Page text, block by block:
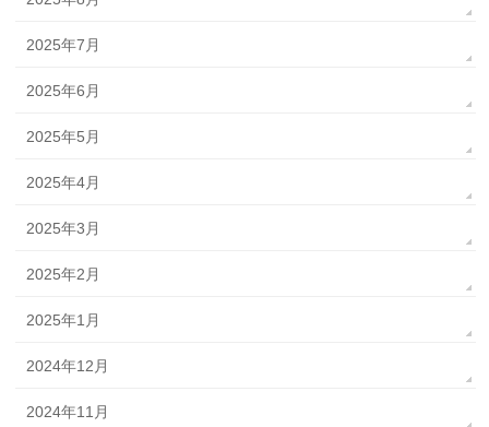
2025年7月
2025年6月
2025年5月
2025年4月
2025年3月
2025年2月
2025年1月
2024年12月
2024年11月